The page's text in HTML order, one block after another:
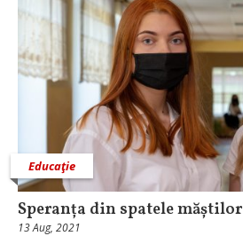
Educaţie
Speranța din spatele măștilor
13 Aug, 2021